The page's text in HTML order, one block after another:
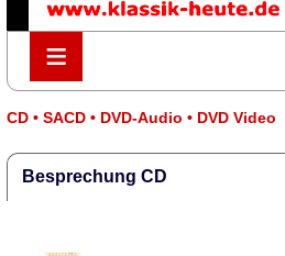
≡
≡
CD • SACD • DVD-Audio • DVD Video
Besprechung CD